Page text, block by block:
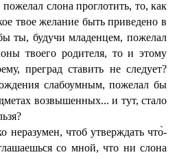
слона проглотить, то, как
твое желание быть приведено в
ты, будучи младенцем, пожелал
твоего родителя, то и этому
преград ставить не следует?
слабоумным, пожелал бы
возвышенных... и тут, стало
неразумен, чтоб утверждать что̀-
со мной, что ни слона